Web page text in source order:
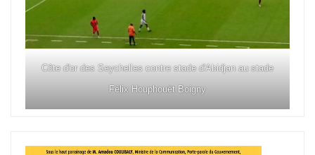
Côte d'or des Seychelles contre stade d'Abidjan au stade
Félix Houphouët Boigny